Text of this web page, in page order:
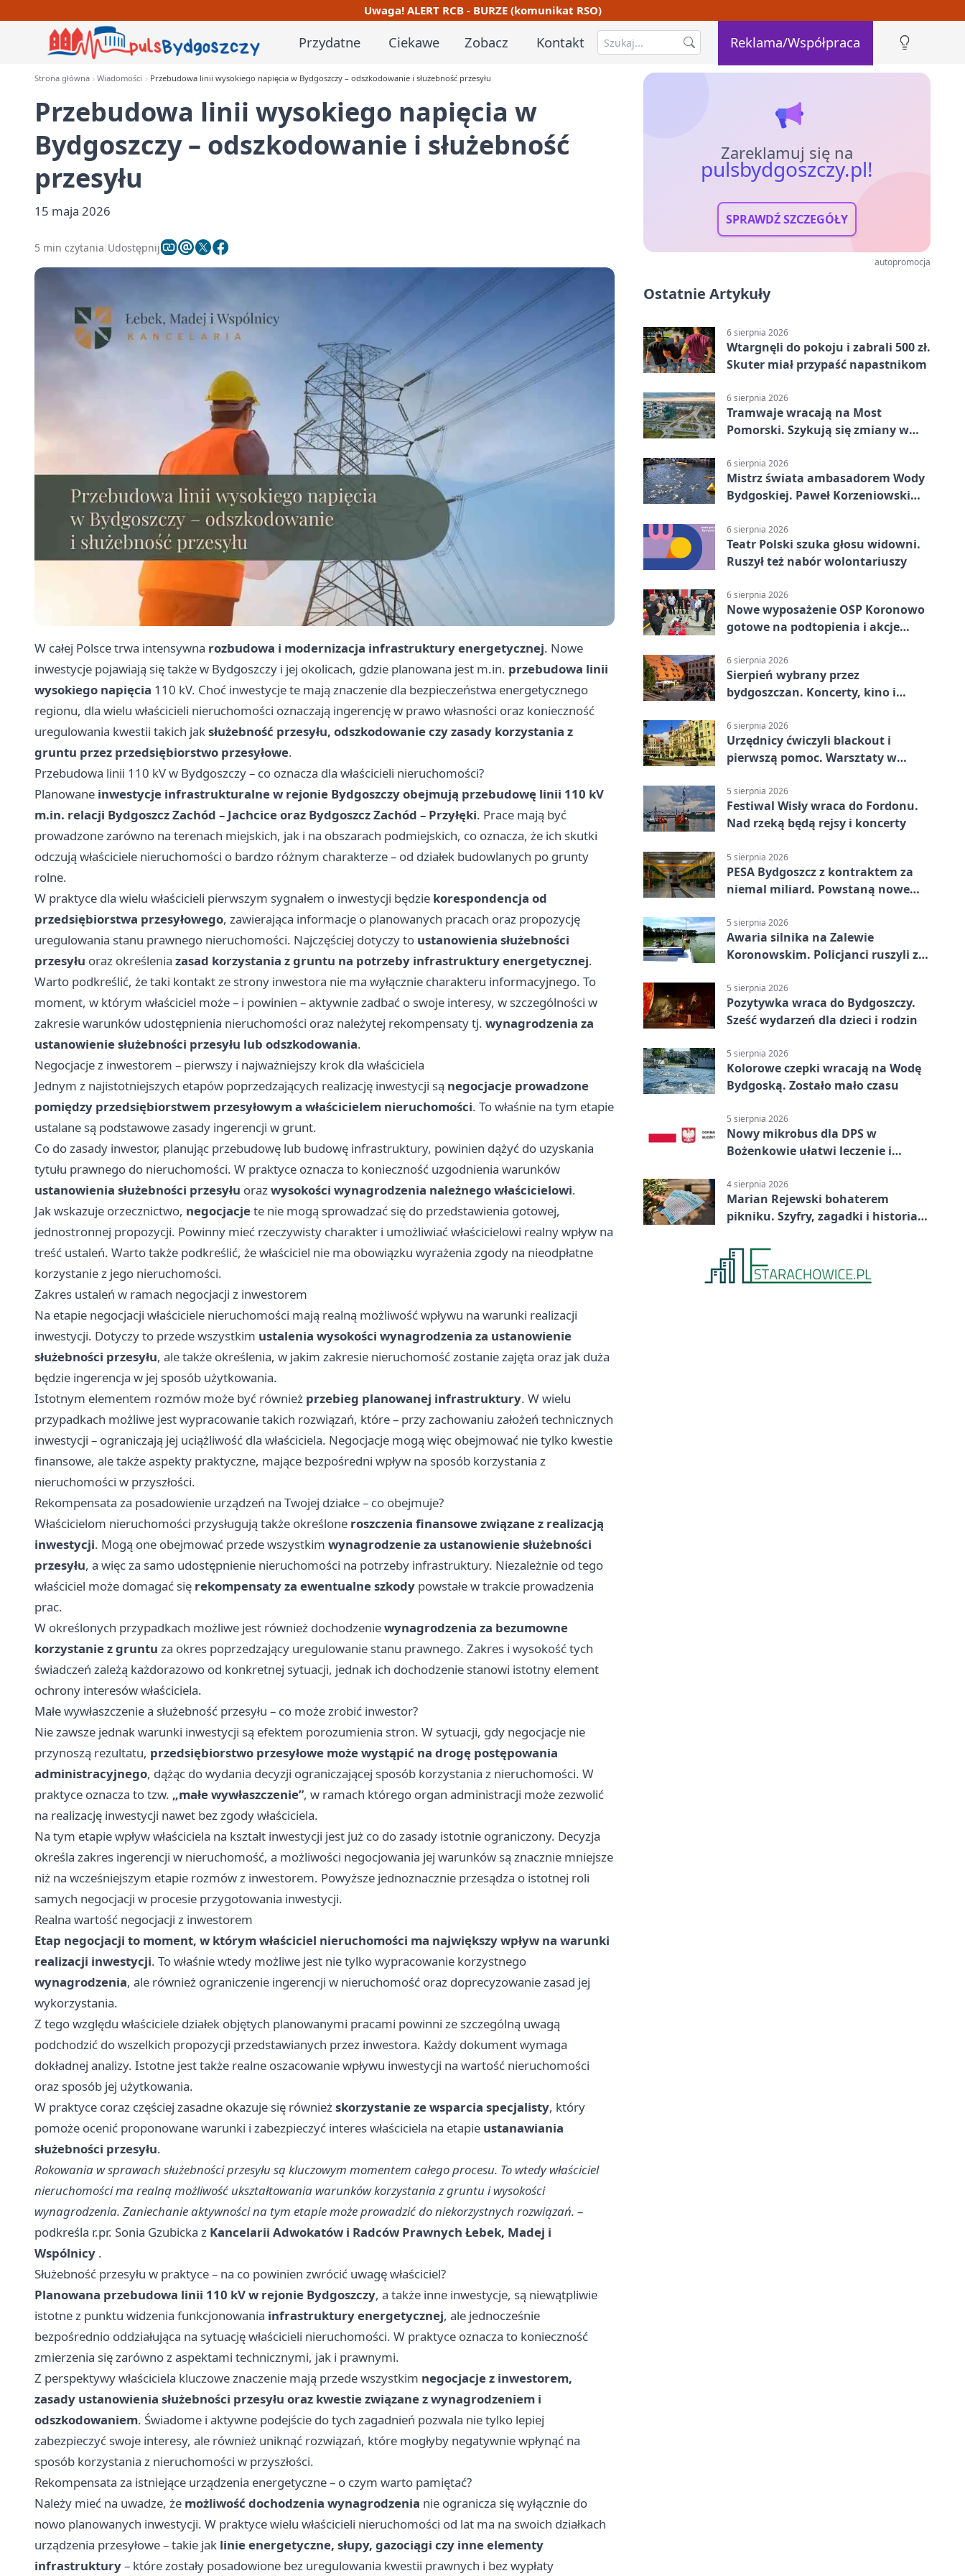
Uwaga! ALERT RCB - BURZE (komunikat RSO)
Przydatne Ciekawe Zobacz Kontakt Reklama/Współpraca
Strona główna Wiadomości Przebudowa linii wysokiego napięcia w Bydgoszczy – odszkodowanie i służebność przesyłu
Przebudowa linii wysokiego napięcia w
Bydgoszczy – odszkodowanie i służebność
przesyłu
15 maja 2026
5 min czytania Udostępnij
W całej Polsce trwa intensywna rozbudowa i modernizacja infrastruktury energetycznej. Nowe
inwestycje pojawiają się także w Bydgoszczy i jej okolicach, gdzie planowana jest m.in. przebudowa linii
wysokiego napięcia 110 kV. Choć inwestycje te mają znaczenie dla bezpieczeństwa energetycznego
regionu, dla wielu właścicieli nieruchomości oznaczają ingerencję w prawo własności oraz konieczność
uregulowania kwestii takich jaksłużebność przesyłu, odszkodowanie czy zasady korzystania z
gruntu przez przedsiębiorstwo przesyłowe.
Przebudowa linii 110 kV w Bydgoszczy – co oznacza dla właścicieli nieruchomości?
Planowane inwestycje infrastrukturalne w rejonie Bydgoszczy obejmują przebudowę linii 110 kV
m.in. relacji Bydgoszcz Zachód – Jachcice oraz Bydgoszcz Zachód – Przyłęki. Prace mają być
prowadzone zarówno na terenach miejskich, jak i na obszarach podmiejskich, co oznacza, że ich skutki
odczują właściciele nieruchomości o bardzo różnym charakterze – od działek budowlanych po grunty
rolne.
W praktyce dla wielu właścicieli pierwszym sygnałem o inwestycji będzie korespondencja od
przedsiębiorstwa przesyłowego, zawierająca informacje o planowanych pracach oraz propozycję
uregulowania stanu prawnego nieruchomości. Najczęściej dotyczy to ustanowienia służebności
przesyłu oraz określenia zasad korzystania z gruntu na potrzeby infrastruktury energetycznej.
Warto podkreślić, że taki kontakt ze strony inwestora nie ma wyłącznie charakteru informacyjnego. To
moment, w którym właściciel może – i powinien – aktywnie zadbać o swoje interesy, w szczególności w
zakresie warunków udostępnienia nieruchomości oraz należytej rekompensaty tj. wynagrodzenia za
ustanowienie służebności przesyłu lub odszkodowania.
Negocjacje z inwestorem – pierwszy i najważniejszy krok dla właściciela
Jednym z najistotniejszych etapów poprzedzających realizację inwestycji są negocjacje prowadzone
pomiędzy przedsiębiorstwem przesyłowym a właścicielem nieruchomości. To właśnie na tym etapie
ustalane są podstawowe zasady ingerencji w grunt.
Co do zasady inwestor, planując przebudowę lub budowę infrastruktury, powinien dążyć do uzyskania
tytułu prawnego do nieruchomości. W praktyce oznacza to konieczność uzgodnienia warunków
ustanowienia służebności przesyłu orazwysokości wynagrodzenia należnego właścicielowi.
Jak wskazuje orzecznictwo, negocjacjete nie mogą sprowadzać się do przedstawienia gotowej,
jednostronnej propozycji. Powinny mieć rzeczywisty charakter i umożliwiać właścicielowi realny wpływ na
treść ustaleń. Warto także podkreślić, że właściciel nie ma obowiązku wyrażenia zgody na nieodpłatne
korzystanie z jego nieruchomości.
Zakres ustaleń w ramach negocjacji z inwestorem
Na etapie negocjacji właściciele nieruchomości mają realną możliwość wpływu na warunki realizacji
inwestycji. Dotyczy to przede wszystkim ustalenia wysokości wynagrodzenia za ustanowienie
służebności przesyłu, ale także określenia, w jakim zakresie nieruchomość zostanie zajęta oraz jak duża
będzie ingerencja w jej sposób użytkowania.
Istotnym elementem rozmów może być również przebieg planowanej infrastruktury. W wielu
przypadkach możliwe jest wypracowanie takich rozwiązań, które – przy zachowaniu założeń technicznych
inwestycji – ograniczają jej uciążliwość dla właściciela. Negocjacje mogą więc obejmować nie tylko kwestie
finansowe, ale także aspekty praktyczne, mające bezpośredni wpływ na sposób korzystania z
nieruchomości w przyszłości.
Rekompensata za posadowienie urządzeń na Twojej działce – co obejmuje?
Właścicielom nieruchomości przysługują także określone roszczenia finansowe związane z realizacją
inwestycji. Mogą one obejmować przede wszystkim wynagrodzenie za ustanowienie służebności
przesyłu, a więc za samo udostępnienie nieruchomości na potrzeby infrastruktury. Niezależnie od tego
właściciel może domagać się rekompensaty za ewentualne szkody powstałe w trakcie prowadzenia
prac.
W określonych przypadkach możliwe jest również dochodzeniewynagrodzenia za bezumowne
korzystanie z gruntu za okres poprzedzający uregulowanie stanu prawnego. Zakres i wysokość tych
świadczeń zależą każdorazowo od konkretnej sytuacji, jednak ich dochodzenie stanowi istotny element
ochrony interesów właściciela.
Małe wywłaszczenie a służebność przesyłu – co może zrobić inwestor?
Nie zawsze jednak warunki inwestycji są efektem porozumienia stron. W sytuacji, gdy negocjacje nie
przynoszą rezultatu, przedsiębiorstwo przesyłowe może wystąpić na drogę postępowania
administracyjnego, dążąc do wydania decyzji ograniczającej sposób korzystania z nieruchomości. W
praktyce oznacza to tzw. „małe wywłaszczenie”, w ramach którego organ administracji może zezwolić
na realizację inwestycji nawet bez zgody właściciela.
Na tym etapie wpływ właściciela na kształt inwestycji jest już co do zasady istotnie ograniczony. Decyzja
określa zakres ingerencji w nieruchomość, a możliwości negocjowania jej warunków są znacznie mniejsze
niż na wcześniejszym etapie rozmów z inwestorem. Powyższe jednoznacznie przesądza o istotnej roli
samych negocjacji w procesie przygotowania inwestycji.
Realna wartość negocjacji z inwestorem
Etap negocjacji to moment, w którym właściciel nieruchomości ma największy wpływ na warunki
realizacji inwestycji. To właśnie wtedy możliwe jest nie tylko wypracowanie korzystnego
wynagrodzenia, ale również ograniczenie ingerencji w nieruchomość oraz doprecyzowanie zasad jej
wykorzystania.
Z tego względu właściciele działek objętych planowanymi pracami powinni ze szczególną uwagą
podchodzić do wszelkich propozycji przedstawianych przez inwestora. Każdy dokument wymaga
dokładnej analizy. Istotne jest także realne oszacowanie wpływu inwestycji na wartość nieruchomości
oraz sposób jej użytkowania.
W praktyce coraz częściej zasadne okazuje się równieżskorzystanie ze wsparcia specjalisty, który
pomoże ocenić proponowane warunki i zabezpieczyć interes właściciela na etapie ustanawiania
służebności przesyłu.
Rokowania w sprawach służebności przesyłu są kluczowym momentem całego procesu. To wtedy właściciel
nieruchomości ma realną możliwość ukształtowania warunków korzystania z gruntu i wysokości
wynagrodzenia. Zaniechanie aktywności na tym etapie może prowadzić do niekorzystnych rozwiązań. –
podkreśla r.pr. Sonia Gzubicka z Kancelarii Adwokatów i Radców Prawnych Łebek, Madej i
Wspólnicy .
Służebność przesyłu w praktyce – na co powinien zwrócić uwagę właściciel?
Planowana przebudowa linii 110 kV w rejonie Bydgoszczy, a także inne inwestycje, są niewątpliwie
istotne z punktu widzenia funkcjonowania infrastruktury energetycznej, ale jednocześnie
bezpośrednio oddziałująca na sytuację właścicieli nieruchomości. W praktyce oznacza to konieczność
zmierzenia się zarówno z aspektami technicznymi, jak i prawnymi.
Z perspektywy właściciela kluczowe znaczenie mają przede wszystkim negocjacje z inwestorem,
zasady ustanowienia służebności przesyłu oraz kwestie związane z wynagrodzeniem i
odszkodowaniem. Świadome i aktywne podejście do tych zagadnień pozwala nie tylko lepiej
zabezpieczyć swoje interesy, ale również uniknąć rozwiązań, które mogłyby negatywnie wpłynąć na
sposób korzystania z nieruchomości w przyszłości.
Rekompensata za istniejące urządzenia energetyczne – o czym warto pamiętać?
Należy mieć na uwadze, że możliwość dochodzenia wynagrodzenia nie ogranicza się wyłącznie do
nowo planowanych inwestycji. W praktyce wielu właścicieli nieruchomości od lat ma na swoich działkach
urządzenia przesyłowe – takie jak linie energetyczne, słupy, gazociągi czy inne elementy
infrastruktury– które zostały posadowione bez uregulowania kwestii prawnych i bez wypłaty
Zareklamuj się na
pulsbydgoszczy.pl!
SPRAWDŹ SZCZEGÓŁY
autopromocja
Ostatnie Artykuły
6 sierpnia 2026
Wtargnęli do pokoju i zabrali 500 zł.
Skuter miał przypaść napastnikom
6 sierpnia 2026
Tramwaje wracają na Most
Pomorski. Szykują się zmiany w
6 sierpnia 2026
Mistrz świata ambasadorem Wody
Bydgoskiej. Paweł Korzeniowski
6 sierpnia 2026
Teatr Polski szuka głosu widowni.
Ruszył też nabór wolontariuszy
6 sierpnia 2026
Nowe wyposażenie OSP Koronowo
gotowe na podtopienia i akcje
6 sierpnia 2026
Sierpień wybrany przez
bydgoszczan. Koncerty, kino i
6 sierpnia 2026
Urzędnicy ćwiczyli blackout i
pierwszą pomoc. Warsztaty w
5 sierpnia 2026
Festiwal Wisły wraca do Fordonu.
Nad rzeką będą rejsy i koncerty
5 sierpnia 2026
PESA Bydgoszcz z kontraktem za
niemal miliard. Powstaną nowe
5 sierpnia 2026
Awaria silnika na Zalewie
Koronowskim. Policjanci ruszyli z
5 sierpnia 2026
Pozytywka wraca do Bydgoszczy.
Sześć wydarzeń dla dzieci i rodzin
5 sierpnia 2026
Kolorowe czepki wracają na Wodę
Bydgoską. Zostało mało czasu
5 sierpnia 2026
Nowy mikrobus dla DPS w
Bożenkowie ułatwi leczenie i
4 sierpnia 2026
Marian Rejewski bohaterem
pikniku. Szyfry, zagadki i historia